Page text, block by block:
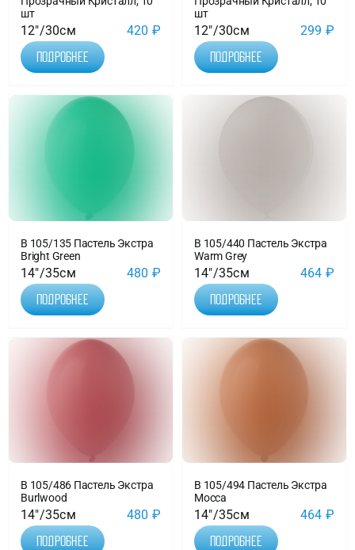
шт
12"/30см 420 ₽
Подробнее
шт
12"/30см 299 ₽
Подробнее
В 105/135 Пастель Экстра
Bright Green
14"/35см 480 ₽
Подробнее
В 105/440 Пастель Экстра
Warm Grey
14"/35см 464 ₽
Подробнее
В 105/486 Пастель Экстра
Burlwood
14"/35см 480 ₽
Подробнее
В 105/494 Пастель Экстра
Mocca
14"/35см 464 ₽
Подробнее